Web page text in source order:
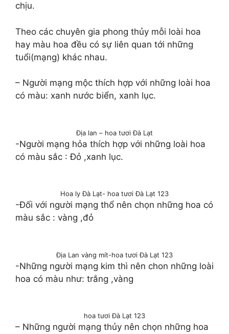
chịu.
Theo các chuyên gia phong thủy mỗi loài hoa
hay màu hoa đều có sự liên quan tới những
tuổi(mạng) khác nhau.
– Người mạng mộc thích hợp với những loài hoa
có màu: xanh nước biển, xanh lục.
Địa lan – hoa tươi Đà Lạt
-Người mạng hỏa thích hợp với những loài hoa
có màu sắc : Đỏ ,xanh lục.
Hoa ly Đà Lạt- hoa tươi Đà Lạt 123
-Đối với người mạng thổ nên chọn những hoa có
màu sắc : vàng ,đỏ
Địa Lan vàng mít-hoa tươi Đà Lạt 123
-Những người mạng kim thì nên chon những loài
hoa có màu như: trắng ,vàng
hoa tươi Đà Lạt 123
– Những người mạng thủy nên chọn những hoa